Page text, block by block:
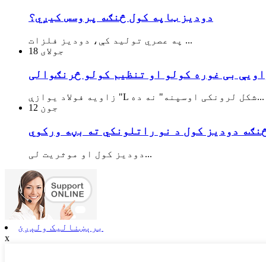
دودیز ټاپه کول څنګه پروسس کیږي؟
په عصري تولید کې، دودیز فلزات ...
جولای 18
زاویه فولاد یوازې "L شکل لرونکی اوسپنه" نه ده...
جون 12
دودیز کول او موثریت لی...
برېښنالیک ولېږئ
x